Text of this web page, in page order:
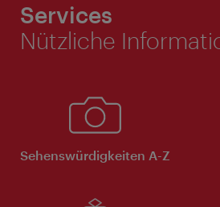
Services
Nützliche
Sehenswürdigkeiten A-Z